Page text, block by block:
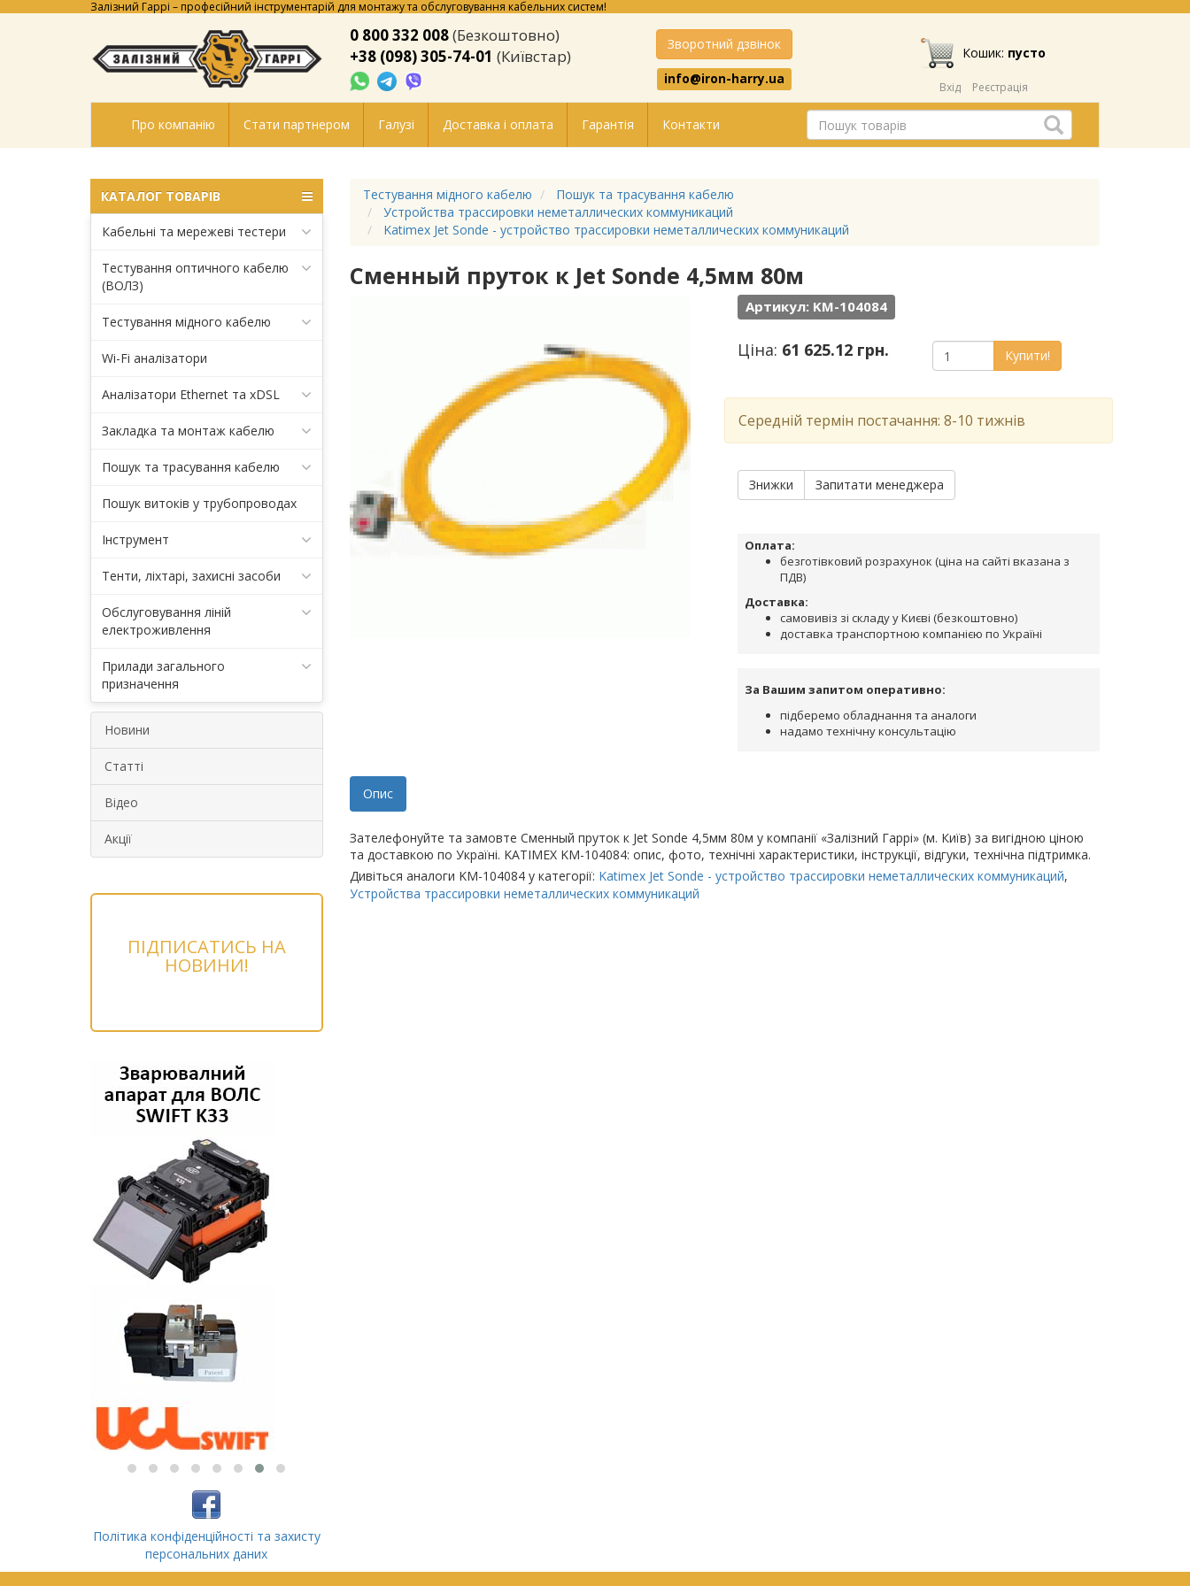
Залізний Гаррі – професійний інструментарій для монтажу та обслуговування кабельних систем!
0 800 332 008(Безкоштовно)
+38 (098) 305-74-01 (Київстар)
Зворотний дзвінок
info@iron-harry.ua
Кошик: пусто
Вхід Реєстрація
Про компанію Стати партнером Галузі Доставка і оплата Гарантія Контакти
КАТАЛОГ ТОВАРІВ
Кабельні та мережеві тестери
Тестування оптичного кабелю
(ВОЛЗ)
Тестування мідного кабелю
Wi-Fi аналізатори
Аналізатори Ethernet та xDSL
Закладка та монтаж кабелю
Пошук та трасування кабелю
Пошук витоків у трубопроводах
Інструмент
Тенти, ліхтарі, захисні засоби
Обслуговування ліній
електроживлення
Прилади загального
призначення
Новини
Статті
Відео
Акції
ПІДПИСАТИСЬ НА
НОВИНИ!
Політика конфіденційності та захисту
персональних даних
Тестування мідного кабелю
Пошук та трасування кабелю
Устройства трассировки неметаллических коммуникаций
Katimex Jet Sonde - устройство трассировки неметаллических коммуникаций
Сменный пруток к Jet Sonde 4,5мм 80м
Артикул: KM-104084
Ціна: 61 625.12 грн. Купити!
Середній термін постачання: 8-10 тижнів
Знижки Запитати менеджера
Оплата:
безготівковий розрахунок (ціна на сайті вказана з
ПДВ)
Доставка:
самовивіз зі складу у Києві (безкоштовно)
доставка транспортною компанією по Україні
За Вашим запитом оперативно:
підберемо обладнання та аналоги
надамо технічну консультацію
Опис
Зателефонуйте та замовте Сменный пруток к Jet Sonde 4,5мм 80м у компанії «Залізний Гаррі» (м. Київ) за вигідною ціною
та доставкою по Україні. KATIMEX KM-104084: опис, фото, технічні характеристики, інструкції, відгуки, технічна підтримка.
Дивіться аналоги KM-104084 у категорії: Katimex Jet Sonde - устройство трассировки неметаллических коммуникаций,
Устройства трассировки неметаллических коммуникаций